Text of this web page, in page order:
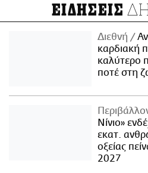
ΕΙΔΗΣΕΙΣ
Διεθνή
καρδιακή
καλύτερο
ποτέ στη
Νίνιο»
εκατ.
οξείας
2027